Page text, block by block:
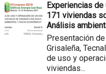
Experiencias
171 viviendas
Análisis
Presentación
Grisaleña,
de uso y
viviendas...